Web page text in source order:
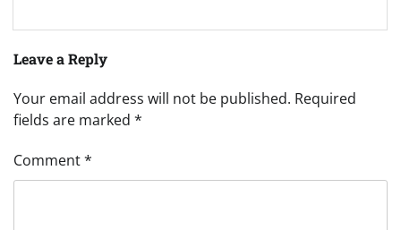
Leave a Reply
Your email address will not be published. Required
fields are marked *
Comment*